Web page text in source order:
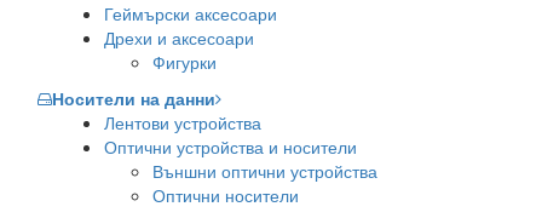
Геймърски аксесоари
Дрехи и аксесоари
Фигурки
Носители на данни
Лентови устройства
Оптични устройства и носители
Външни оптични устройства
Оптични носители